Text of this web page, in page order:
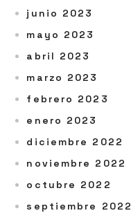
junio 2023
mayo 2023
abril 2023
marzo 2023
febrero 2023
enero 2023
diciembre 2022
noviembre 2022
octubre 2022
septiembre 2022